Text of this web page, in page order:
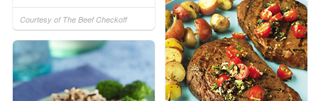
Courtesy of The Beef Checkoff